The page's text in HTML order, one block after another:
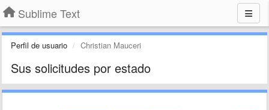
Sublime Text
Perfil de usuario Christian Mauceri
Sus solicitudes por estado